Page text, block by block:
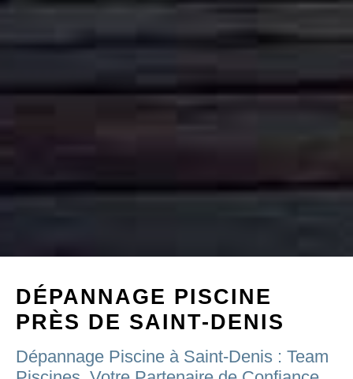
DÉPANNAGE PISCINE
PRÈS DE SAINT-DENIS
Dépannage Piscine à Saint-Denis : Team